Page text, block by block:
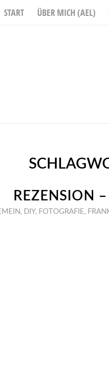
START ÜBER MICH (AEL)
REZENSION
, DIY, FOTOGRAFIE,